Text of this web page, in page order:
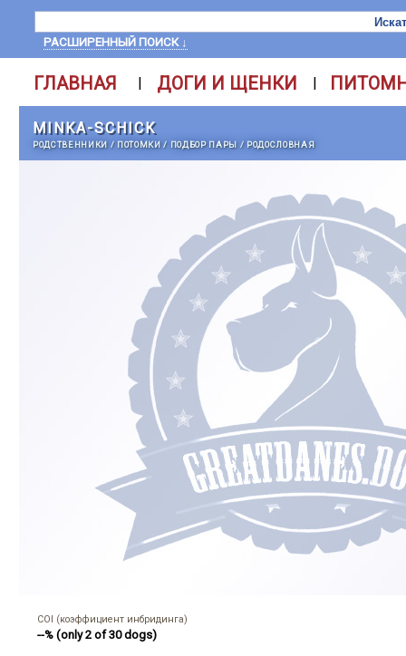
РАСШИРЕННЫЙ ПОИСК ↓
ГЛАВНАЯ | ДОГИ И ЩЕНКИ |
MINKA-SCHICK
РОДСТВЕННИКИ / ПОТОМКИ/ ПОДБОР ПАРЫ / РОДОСЛОВНАЯ
COI (коэффициент инбридинга)
--% (only 2 of 30 dogs)